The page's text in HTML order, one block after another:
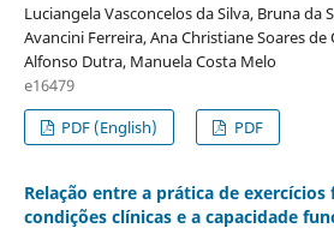
Luciangela Vasconcelos da Silva, Bruna da
Avancini Ferreira, Ana Christiane Soares
Alfonso Dutra, Manuela Costa Melo
e16479
PDF (English)
PDF
Relação entre a prática de exercícios
condições clínicas e a capacidade